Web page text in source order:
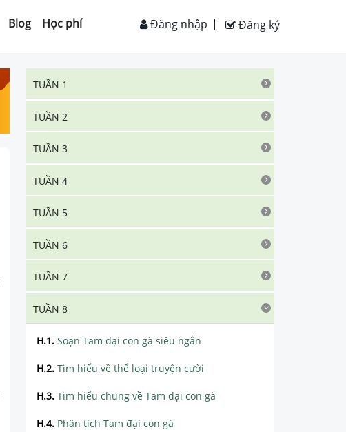
Blog Học phí Đăng ký
Đăng nhập
TUẦN 1
TUẦN 2
TUẦN 3
TUẦN 4
TUẦN 5
TUẦN 6
TUẦN 7
TUẦN 8
H.1. Soạn Tam đại con gà siêu ngắn
H.2. Tìm hiểu về thể loại truyện cười
H.3. Tìm hiểu chung về Tam đại con gà
H.4. Phân tích Tam đại con gà